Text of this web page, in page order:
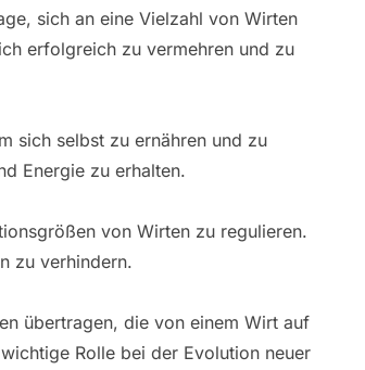
sich an eine Vielzahl von Wirten
erfolgreich zu vermehren und zu
sich selbst zu ernähren und zu
Energie zu erhalten.
von Wirten zu regulieren.
zu verhindern.
übertragen, die von einem Wirt auf
Rolle bei der Evolution neuer